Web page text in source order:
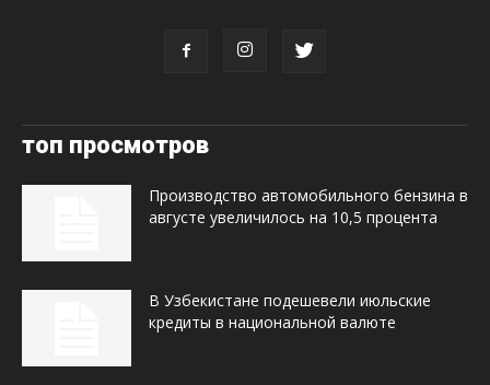
топ просмотров
Производство автомобильного бензина в
августе увеличилось на 10,5 процента
В Узбекистане подешевели июльские
кредиты в национальной валюте